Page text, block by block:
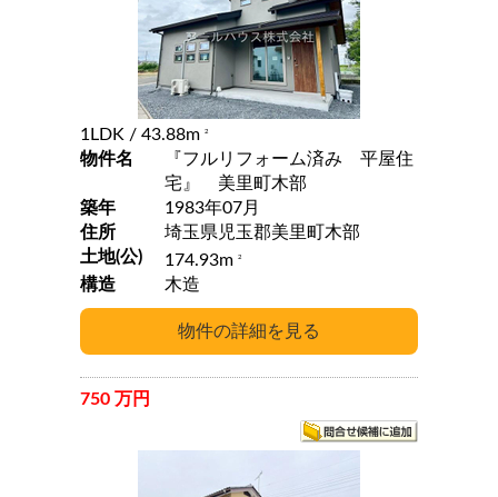
1LDK / 43.88m 2
物件名
『フルリフォーム済み 平屋住
宅』 美里町木部
築年
1983年07月
住所
埼玉県児玉郡美里町木部
土地(公)
174.93m 2
構造 木造
750 万円